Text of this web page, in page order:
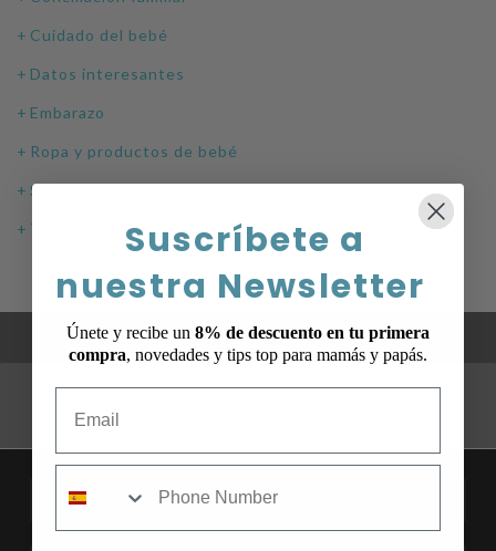
Cuidado del bebé
Datos interesantes
Embarazo
Ropa y productos de bebé
Ser madre
Tips eventos y fiestas
¡Únete a nuestra Newsletter y recibe un
Suscríbete a
nuestra Newsletter
Únete y recibe un 8% de descuento en tu primera
compra, novedades y tips top para mamás y papás.